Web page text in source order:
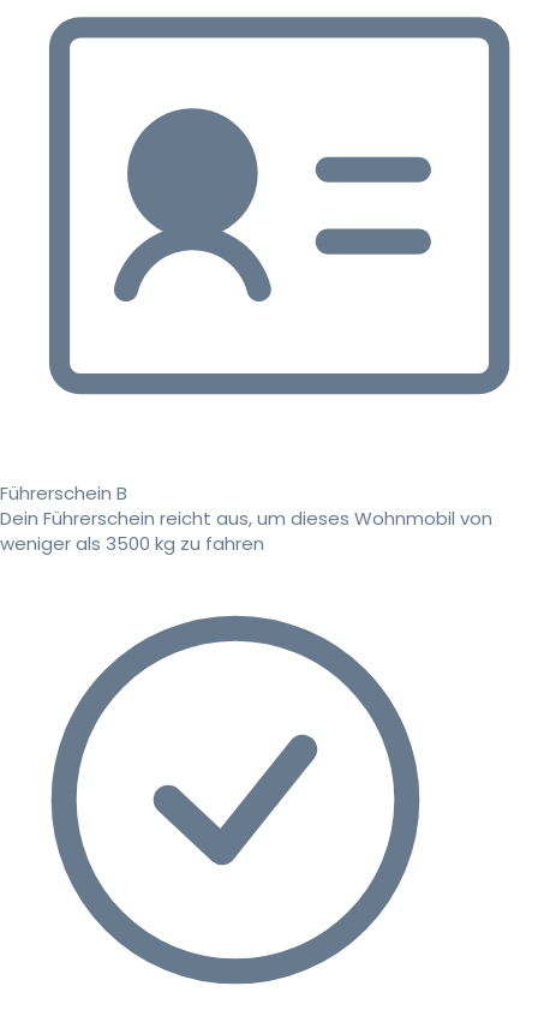
Führerschein B
Dein Führerschein reicht aus, um dieses Wohnmobil von
weniger als 3500 kg zu fahren